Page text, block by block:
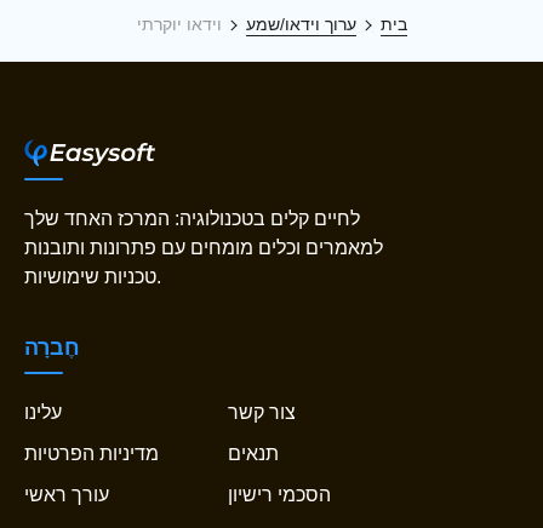
בית ערוך וידאו/שמע וידאו יוקרתי
לחיים קלים בטכנולוגיה: המרכז האחד שלך
למאמרים וכלים מומחים עם פתרונות ותובנות
טכניות שימושיות.
חֶברָה
עלינו
צור קשר
מדיניות הפרטיות
תנאים
עורך ראשי
הסכמי רישיון